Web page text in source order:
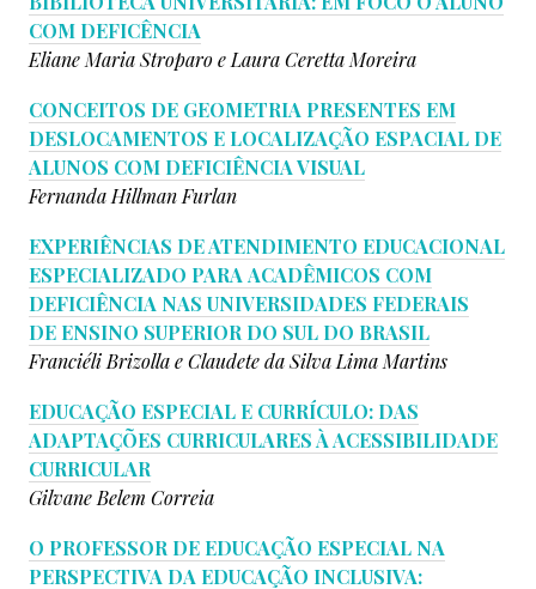
COM DEFICÊNCIA
Eliane Maria Stroparo e Laura Ceretta Moreira
CONCEITOS DE GEOMETRIA PRESENTES EM
DESLOCAMENTOS E LOCALIZAÇÃO ESPACIAL DE
ALUNOS COM DEFICIÊNCIA VISUAL
Fernanda Hillman Furlan
EXPERIÊNCIAS DE ATENDIMENTO EDUCACIONAL
ESPECIALIZADO PARA ACADÊMICOS COM
DEFICIÊNCIA NAS UNIVERSIDADES FEDERAIS
DE ENSINO SUPERIOR DO SUL DO BRASIL
Franciéli Brizolla eClaudete da Silva Lima Martins
EDUCAÇÃO ESPECIAL E CURRÍCULO: DAS
ADAPTAÇÕES CURRICULARES À ACESSIBILIDADE
CURRICULAR
Gilvane Belem Correia
O PROFESSOR DE EDUCAÇÃO ESPECIAL NA
PERSPECTIVA DA EDUCAÇÃO INCLUSIVA: